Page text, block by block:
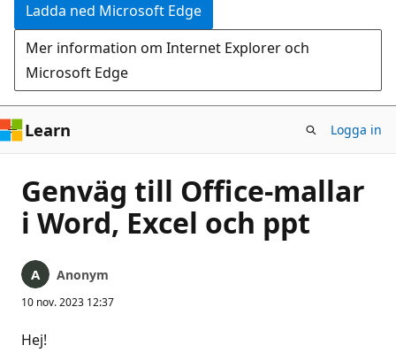
Ladda ned Microsoft Edge
Mer information om Internet Explorer och
Microsoft Edge
Learn Logga in
Genväg till Office-mallar
i Word, Excel och ppt
Anonym
10 nov. 2023 12:37
Hej!